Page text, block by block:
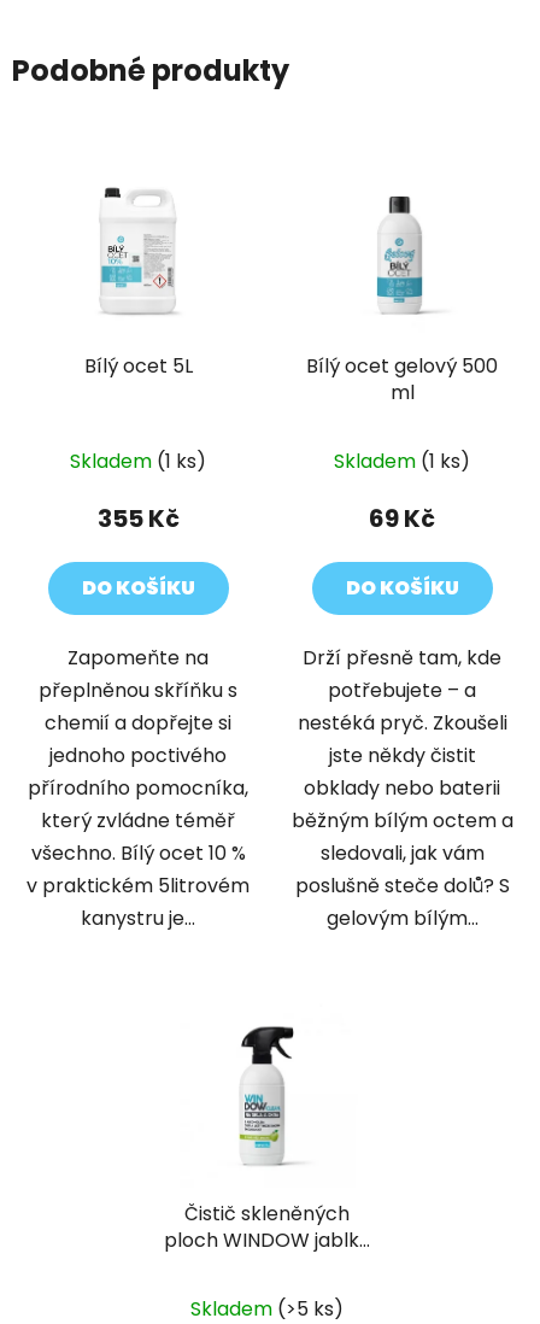
Podobné produkty
Bílý ocet 5L
Skladem (1 ks)
355 Kč
DO KOŠÍKU
Zapomeňte na
přeplněnou skříňku s
chemií a dopřejte si
jednoho poctivého
přírodního pomocníka,
který zvládne téměř
všechno. Bílý ocet 10 %
v praktickém 5litrovém
kanystru je...
Bílý ocet gelový 500
ml
Skladem (1 ks)
69 Kč
DO KOŠÍKU
Drží přesně tam, kde
potřebujete – a
nestéká pryč. Zkoušeli
jste někdy čistit
obklady nebo baterii
běžným bílým octem a
sledovali, jak vám
poslušně steče dolů? S
gelovým bílým...
Čistič skleněných
ploch WINDOW jablko
Skladem (>5 ks)